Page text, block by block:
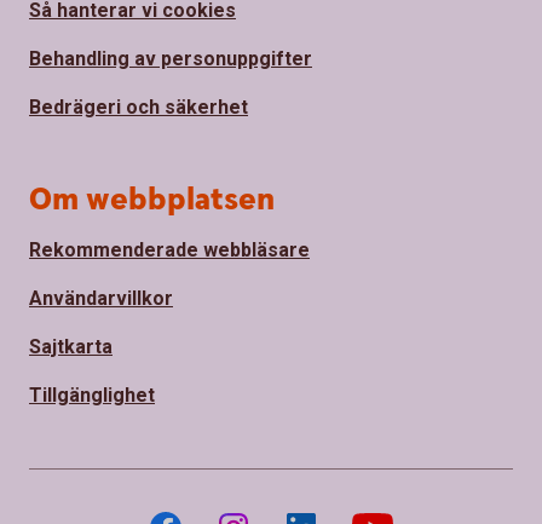
Så hanterar vi cookies
Behandling av personuppgifter
Bedrägeri och säkerhet
Om webbplatsen
Rekommenderade webbläsare
Användarvillkor
Sajtkarta
Tillgänglighet